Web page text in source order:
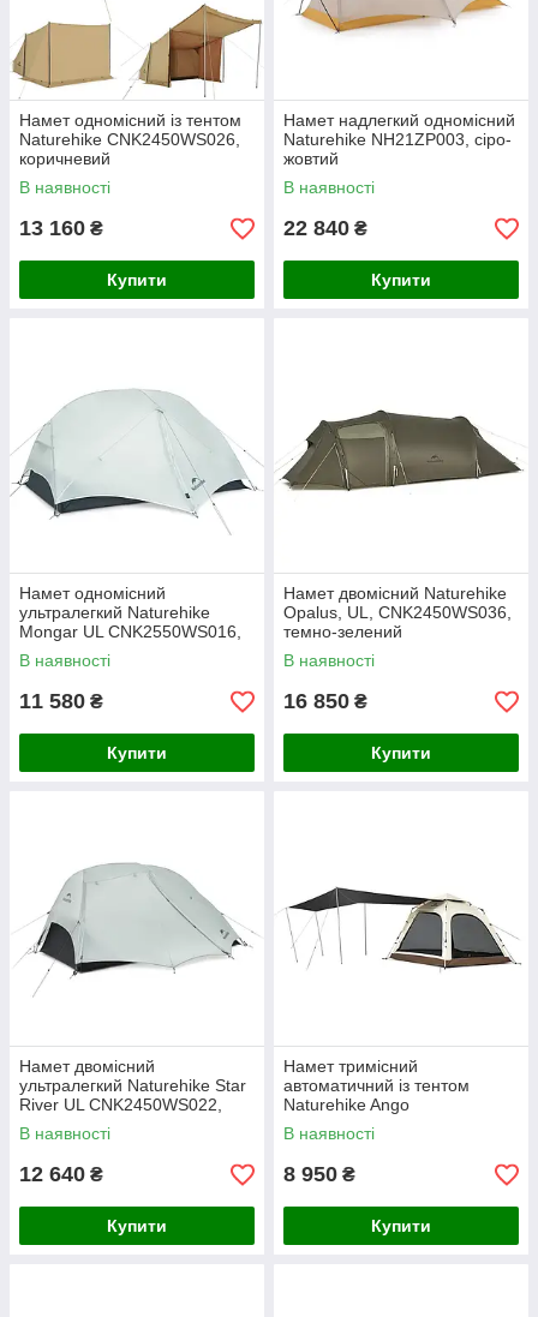
Намет одномісний із тентом
Naturehike CNK2450WS026,
коричневий
В наявності
13 160 ₴
Купити
Намет надлегкий одномісний
Naturehike NH21ZP003, сіро-
жовтий
В наявності
22 840 ₴
Купити
Намет одномісний
ультралегкий Naturehike
Mongar UL CNK2550WS016,
сірий
В наявності
11 580 ₴
Купити
Намет двомісний Naturehike
Opalus, UL, CNK2450WS036,
темно-зелений
В наявності
16 850 ₴
Купити
Намет двомісний
ультралегкий Naturehike Star
River UL CNK2450WS022,
сірий
В наявності
12 640 ₴
Купити
Намет тримісний
автоматичний із тентом
Naturehike Ango
CNK2550WS010, L,
коричневий
В наявності
8 950 ₴
Купити